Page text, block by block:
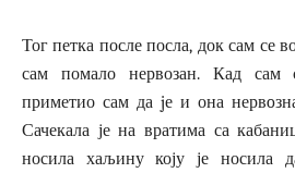
Тог петка после посла, док сам се
сам помало нервозан. Кад сам
приметио сам да jе и она
Сачекала је на вратима са
носила хаљину коју је носила